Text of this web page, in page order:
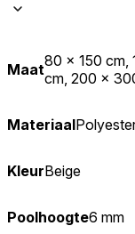
Maat80 x 150 cm,
cm, 200 x
Materiaal
KleurBeige
Poolhoogte6 mm